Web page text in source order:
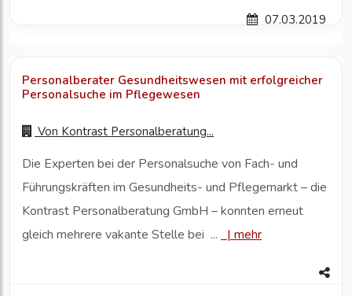
07.03.2019
Personalberater Gesundheitswesen mit erfolgreicher
Personalsuche im Pflegewesen
Von Kontrast Personalberatung...
Die Experten bei der Personalsuche von Fach- und
Führungskräften im Gesundheits- und Pflegemarkt – die
Kontrast Personalberatung GmbH – konnten erneut
gleich mehrere vakante Stelle bei ...
| mehr